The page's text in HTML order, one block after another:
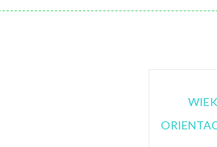
WIEK